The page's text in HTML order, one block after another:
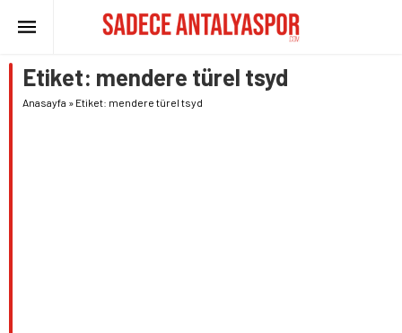
Etiket: mendere türel tsyd
Anasayfa » Etiket: mendere türel tsyd